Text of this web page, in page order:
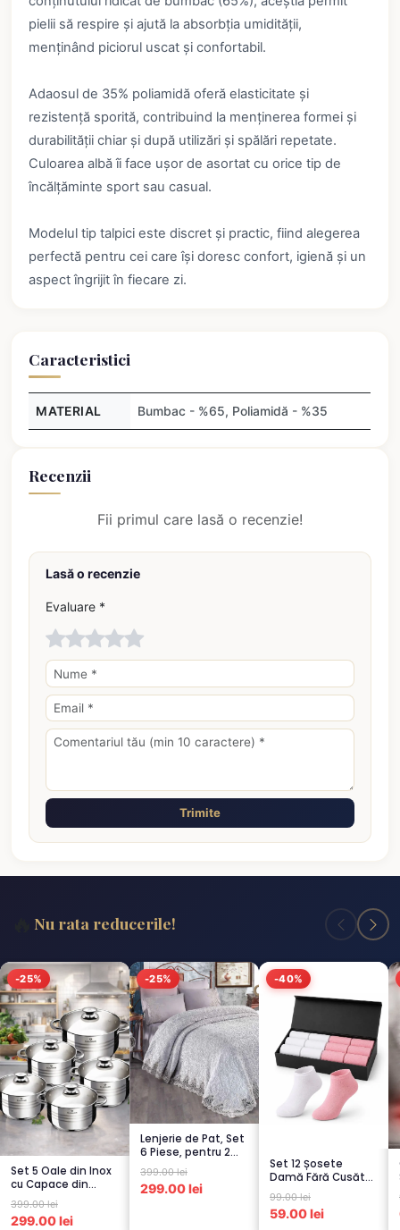
pielii să respire și ajută la absorbția umidității,
menținând piciorul uscat și confortabil.
Adaosul de 35% poliamidă oferă elasticitate și
rezistență sporită, contribuind la menținerea formei și
durabilității chiar și după utilizări și spălări repetate.
Culoarea albă îi face ușor de asortat cu orice tip de
încălțăminte sport sau casual.
Modelul tip talpici este discret și practic, fiind alegerea
perfectă pentru cei care își doresc confort, igienă și un
aspect îngrijit în fiecare zi.
Caracteristici
MATERIAL Bumbac - %65, Poliamidă - %35
Recenzii
Fii primul care lasă o recenzie!
Lasă o recenzie
Evaluare *
Trimite
Nu rata reducerile!
-25%
Set 5 Oale din Inox
cu Capace din
Sticlă
Termorezistent...
399.00 lei
299.00 lei
-25%
Lenjerie de Pat, Set
6 Piese, pentru 2
persoana, GRI -1...
399.00 lei
299.00 lei
-40%
Set 12 Șosete
Damă Fără Cusături
– 6 Albe + 6 Roz –
Scu...
99.00 lei
59.00 lei